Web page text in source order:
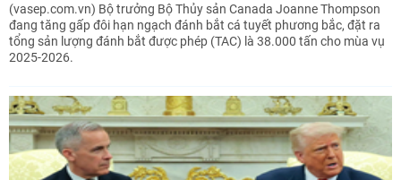
(vasep.com.vn) Bộ trưởng Bộ Thủy sản Canada Joanne Thompson
đang tăng gấp đôi hạn ngạch đánh bắt cá tuyết phương bắc, đặt ra
tổng sản lượng đánh bắt được phép (TAC) là 38.000 tấn cho mùa vụ
2025-2026.